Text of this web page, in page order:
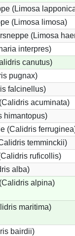
(Limosa
(Limosa limosa)
(Limosa
interpres)
canutus)
pugnax)
falcinellus)
acuminata)
himantopus)
(Calidris
temminckii)
ruficollis)
alba)
alpina)
maritima)
bairdii)